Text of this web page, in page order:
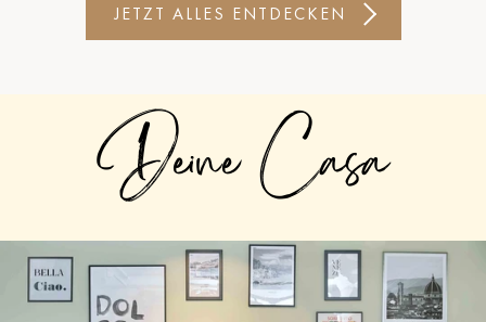
JETZT ALLES ENTDECKEN
Deine Casa